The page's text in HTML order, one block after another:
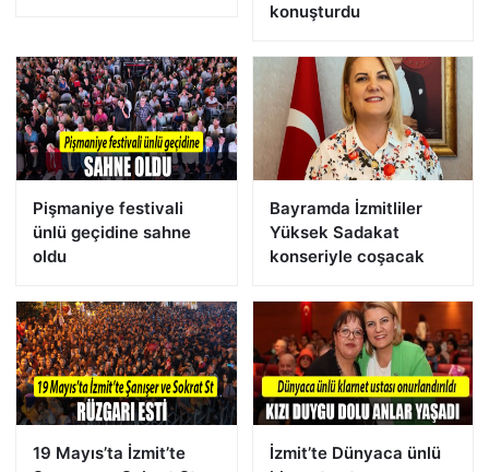
konuşturdu
Pişmaniye festivali
ünlü geçidine sahne
oldu
Bayramda İzmitliler
Yüksek Sadakat
konseriyle coşacak
19 Mayıs’ta İzmit’te
İzmit’te Dünyaca ünlü